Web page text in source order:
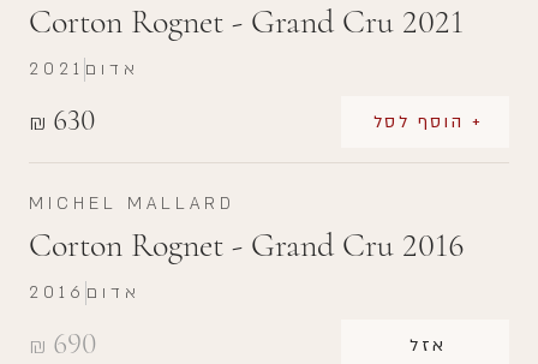
Corton Rognet - Grand Cru 2021
₪ 630 + הוסף לסל
2021 אדום
MICHEL MALLARD
Corton Rognet - Grand Cru 2016
₪ 690 אזל
2016 אדום